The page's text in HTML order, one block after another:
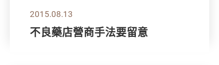
2015.08.13
不良藥店營商手法要留意